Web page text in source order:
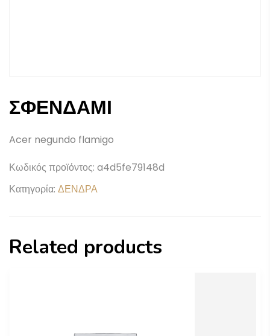
ΣΦΕΝΔΑΜΙ
Acer negundo flamigo
Κωδικός προϊόντος: a4d5fe79148d
Κατηγορία: ΔΕΝΔΡΑ
Related products